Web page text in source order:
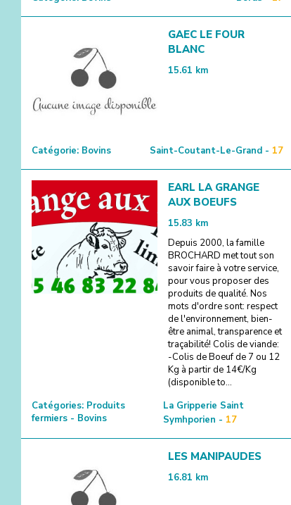
GAEC LE FOUR
BLANC
15.61 km
Catégorie: Bovins Saint-Coutant-Le-Grand - 17
EARL LA GRANGE
AUX BOEUFS
15.83 km
Depuis 2000, la famille
BROCHARD met tout son
savoir faire à votre service,
pour vous proposer des
produits de qualité. Nos
mots d'ordre sont: respect
de l'environnement, bien-
être animal, transparence et
traçabilité! Colis de viande:
-Colis de Boeuf de 7 ou 12
Kg à partir de 14€/Kg
(disponible to...
Catégories: Produits
fermiers - Bovins
La Gripperie Saint
Symhporien - 17
LES MANIPAUDES
16.81 km